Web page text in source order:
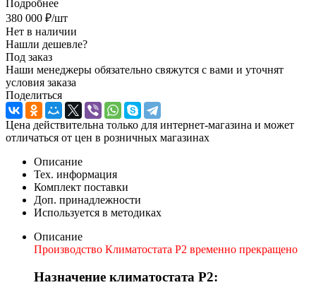
Подробнее
380 000 ₽/шт
Нет в наличии
Нашли дешевле?
Под заказ
Наши менеджеры обязательно свяжутся с вами и уточнят
условия заказа
Поделиться
Цена действительна только для интернет-магазина и может
отличаться от цен в розничных магазинах
Описание
Тех. информация
Комплект поставки
Доп. принадлежности
Используется в методиках
Описание
Производство Климатостата Р2 временно прекращено
Назначение климатостата Р2: